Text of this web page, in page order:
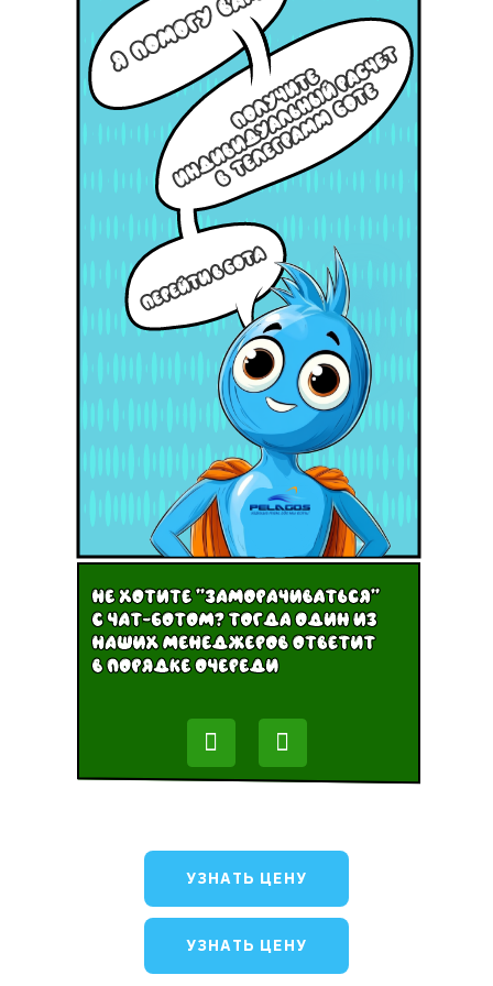
НАЖМИТЕ ЗДЕСЬ
УЗНАТЬ ЦЕНУ
УЗНАТЬ ЦЕНУ